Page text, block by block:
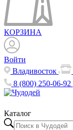
КОРЗИНА
Войти
Владивосток
8 (800) 250-06-92
Каталог